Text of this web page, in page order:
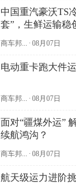
中国重汽豪沃TS
套”，生鲜运输稳
商车邦... · 08月07日
电动重卡跑大件
商车邦... · 08月07日
面对“疆煤外运”
续航鸿沟？
商车邦... · 08月07日
航天级运力进阶